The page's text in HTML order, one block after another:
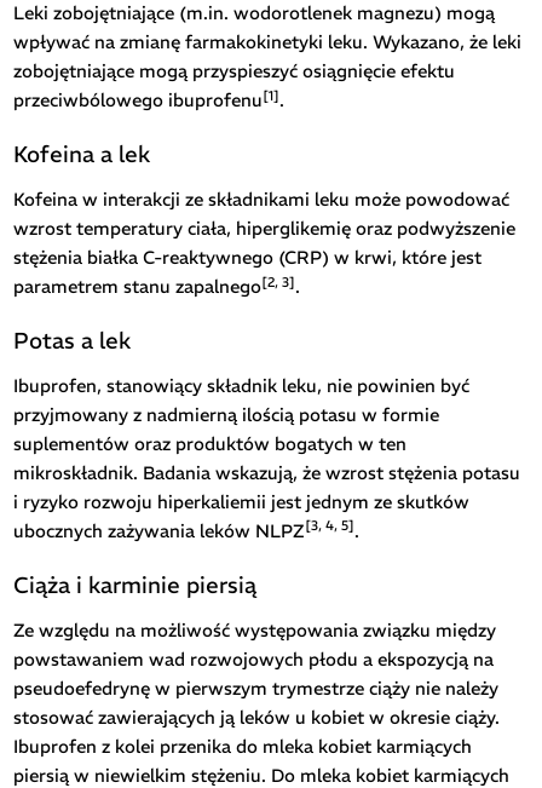
Leki zobojętniające (m.in. wodorotlenek magnezu) mogą
wpływać na zmianę farmakokinetyki leku. Wykazano, że leki
zobojętniające mogą przyspieszyć osiągnięcie efektu
przeciwbólowego ibuprofenu[1].
Kofeina a lek
Kofeina w interakcji ze składnikami leku może powodować
wzrost temperatury ciała, hiperglikemię oraz podwyższenie
stężenia białka C-reaktywnego (CRP) w krwi, które jest
parametrem stanu zapalnego[2, 3].
Potas a lek
Ibuprofen, stanowiący składnik leku, nie powinien być
przyjmowany z nadmierną ilością potasu w formie
suplementów oraz produktów bogatych w ten
mikroskładnik. Badania wskazują, że wzrost stężenia potasu
i ryzyko rozwoju hiperkaliemii jest jednym ze skutków
ubocznych zażywania leków NLPZ[3, 4, 5].
Ciąża i karminie piersią
Ze względu na możliwość występowania związku między
powstawaniem wad rozwojowych płodu a ekspozycją na
pseudoefedrynę w pierwszym trymestrze ciąży nie należy
stosować zawierających ją leków u kobiet w okresie ciąży.
Ibuprofen z kolei przenika do mleka kobiet karmiących
piersią w niewielkim stężeniu. Do mleka kobiet karmiących